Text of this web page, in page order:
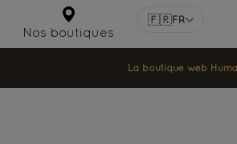
Nos boutiques
🇫🇷FR
La boutique web